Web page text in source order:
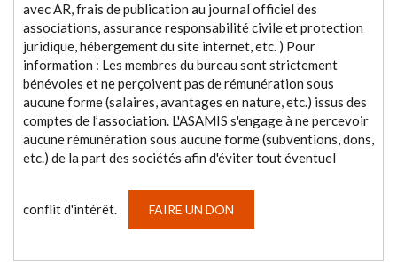
avec AR, frais de publication au journal officiel des
associations, assurance responsabilité civile et protection
juridique, hébergement du site internet, etc. ) Pour
information : Les membres du bureau sont strictement
bénévoles et ne perçoivent pas de rémunération sous
aucune forme (salaires, avantages en nature, etc.) issus des
comptes de l’association. L'ASAMIS s'engage à ne percevoir
aucune rémunération sous aucune forme (subventions, dons,
etc.) de la part des sociétés afin d'éviter tout éventuel
conflit d'intérêt. FAIRE UN DON